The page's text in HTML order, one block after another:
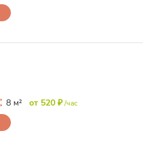
8 м² от 520 ₽/час